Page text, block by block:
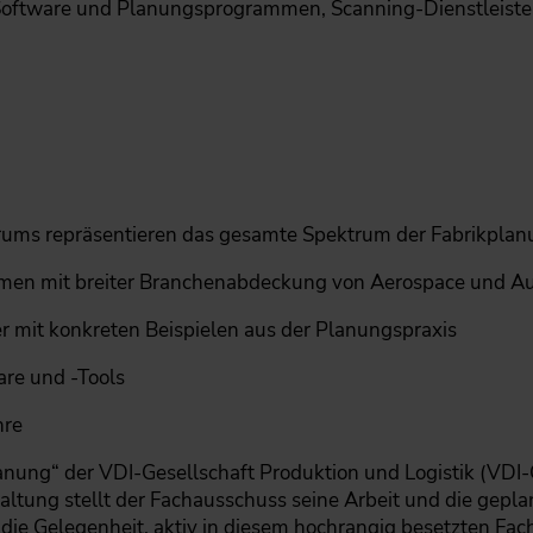
und Planungsprogrammen, Scanning-
repräsentieren das gesamte Spektrum der
mit breiter Branchenabdeckung von Aerospace und
mit konkreten Beispielen aus der Planungspraxis
und -Tools
der VDI-Gesellschaft Produktion und Logistik
stellt der Fachausschuss seine Arbeit und die